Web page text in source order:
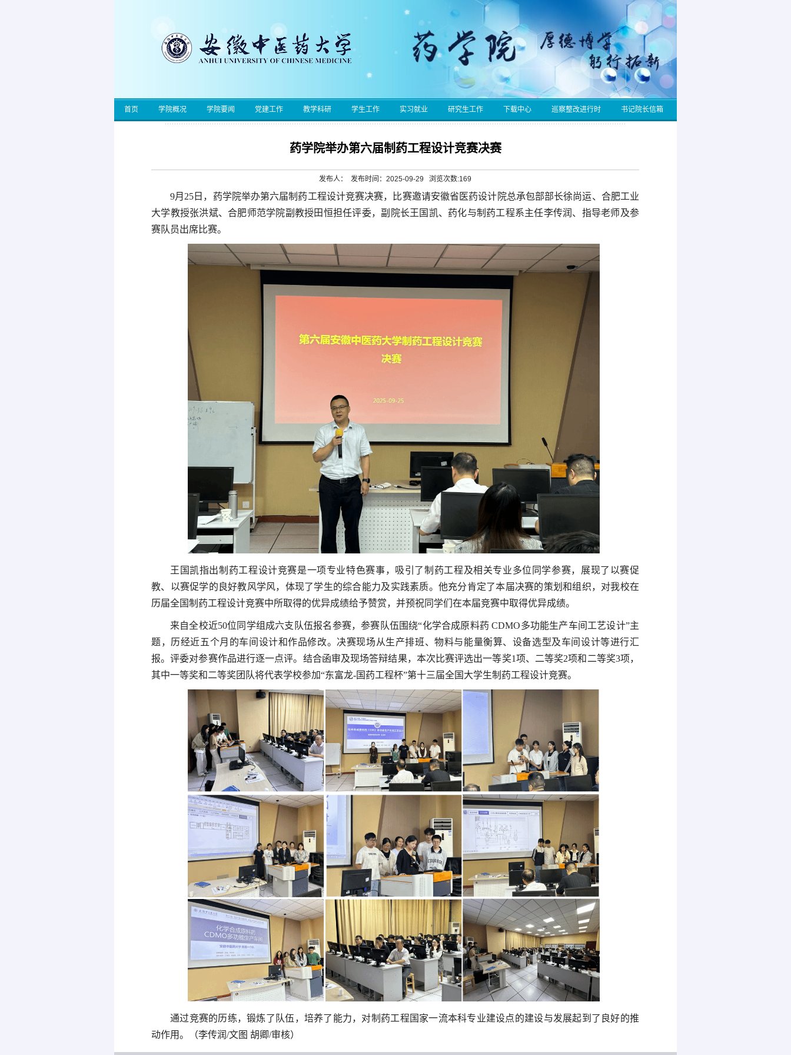
首页 学院概况 学院要闻 党建工作 教学科研 学生工作 实习就业 研究生工作 下载中心 巡察整改进行时 书记院长信箱
药学院举办第六届制药工程设计竞赛决赛
发布人： 发布时间：2025-09-29 浏览次数:169
9月25日，药学院举办第六届制药工程设计竞赛决赛，比赛邀请安徽省医药设计院总承包部部长徐尚运、合肥工业
大学教授张洪斌、合肥师范学院副教授田恒担任评委，副院长王国凯、药化与制药工程系主任李传润、指导老师及参
赛队员出席比赛。
王国凯指出制药工程设计竞赛是一项专业特色赛事，吸引了制药工程及相关专业多位同学参赛，展现了以赛促
教、以赛促学的良好教风学风，体现了学生的综合能力及实践素质。他充分肯定了本届决赛的策划和组织，对我校在
历届全国制药工程设计竞赛中所取得的优异成绩给予赞赏，并预祝同学们在本届竞赛中取得优异成绩。
来自全校近50位同学组成六支队伍报名参赛，参赛队伍围绕“化学合成原料药 CDMO多功能生产车间工艺设计”主
题，历经近五个月的车间设计和作品修改。决赛现场从生产排班、物料与能量衡算、设备选型及车间设计等进行汇
报。评委对参赛作品进行逐一点评。结合函审及现场答辩结果，本次比赛评选出一等奖1项、二等奖2项和二等奖3项，
其中一等奖和二等奖团队将代表学校参加“东富龙-国药工程杯”第十三届全国大学生制药工程设计竞赛。
通过竞赛的历练，锻炼了队伍，培养了能力，对制药工程国家一流本科专业建设点的建设与发展起到了良好的推
动作用。（李传润/文图 胡卿/审核）